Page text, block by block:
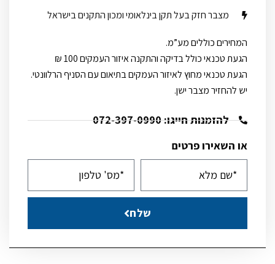
מצבר חזק בעל תקן בינלאומי ומכון התקנים בישראל
המחירים כוללים מע”מ.
הגעת טכנאי כולל בדיקה והתקנה איזור העמקים 100 ₪
הגעת טכנאי מחוץ לאיזור העמקים בתיאום עם הסניף הרלוונטי.
יש להחזיר מצבר ישן.
להזמנות חייגו: 072-397-0990
או השאירו פרטים
שלח